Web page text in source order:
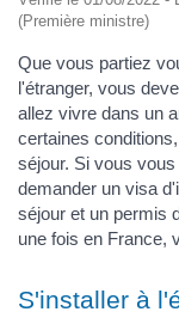
(Première ministre)
Que vous partiez
l'étranger, vous
allez vivre dans un
certaines
séjour. Si vous
demander un visa
séjour et un permis
une fois en France,
S'installer à